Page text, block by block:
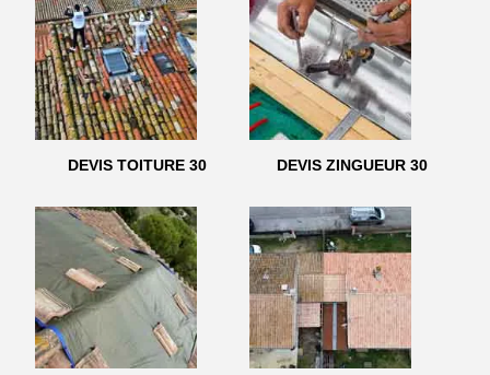
DEVIS TOITURE 30 DEVIS ZINGUEUR 30